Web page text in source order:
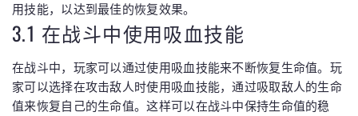
用技能，以达到最佳的恢复效果。
3.1 在战斗中使用吸血技能
在战斗中，玩家可以通过使用吸血技能来不断恢复生命值。玩
家可以选择在攻击敌人时使用吸血技能，通过吸取敌人的生命
值来恢复自己的生命值。这样可以在战斗中保持生命值的稳